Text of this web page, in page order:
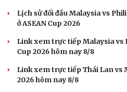
Lịch sử đối đầu Malaysia vs
ở ASEAN Cup 2026
Link xem trực tiếp Malaysia vs
Cup 2026 hôm nay 8/8
Link xem trực tiếp Thái Lan vs
2026 hôm nay 8/8